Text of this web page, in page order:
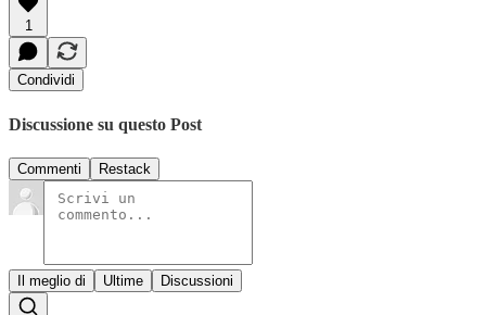
1
Condividi
Discussione su questo Post
Commenti Restack
Il meglio di Ultime Discussioni